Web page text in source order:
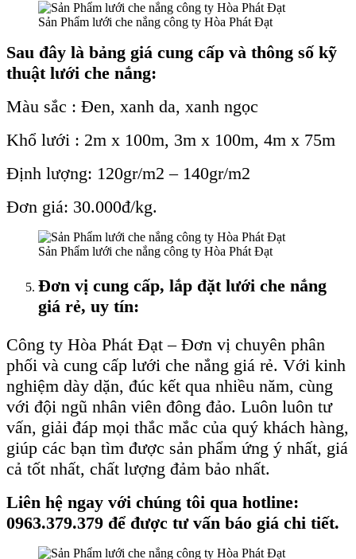
Sản Phẩm lưới che nắng công ty Hòa Phát Đạt
Sau đây là bảng giá cung cấp và thông số kỹ
thuật lưới che nắng:
Màu sắc : Đen, xanh da, xanh ngọc
Khổ lưới : 2m x 100m, 3m x 100m, 4m x 75m
Định lượng: 120gr/m2 – 140gr/m2
Đơn giá: 30.000đ/kg.
Sản Phẩm lưới che nắng công ty Hòa Phát Đạt
Đơn vị cung cấp, lắp đặt lưới che nắng
giá rẻ, uy tín:
Công ty Hòa Phát Đạt – Đơn vị chuyên phân
phối và cung cấp lưới che nắng giá rẻ. Với kinh
nghiệm dày dặn, đúc kết qua nhiều năm, cùng
với đội ngũ nhân viên đông đảo. Luôn luôn tư
vấn, giải đáp mọi thắc mắc của quý khách hàng,
giúp các bạn tìm được sản phẩm ứng ý nhất, giá
cả tốt nhất, chất lượng đảm bảo nhất.
Liên hệ ngay với chúng tôi qua hotline:
0963.379.379 để được tư vấn báo giá chi tiết.